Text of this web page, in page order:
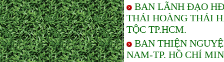
BAN LÃNH ĐẠO
THÁI HOÀNG THÁI
TỘC TP.HCM.
BAN THIỆN
NAM-TP. HỒ CHÍ